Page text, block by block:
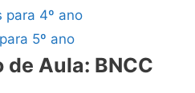
para 4º ano
5º ano
Aula: BNCC